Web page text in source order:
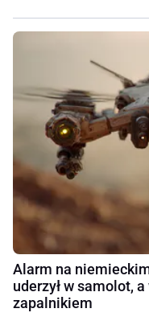
Alarm na
uderzył w samolot,
zapalnikiem